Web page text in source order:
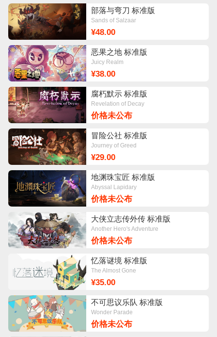
部落与弯刀 标准版
Sands of Salzaar
¥48.00
恶果之地 标准版
Juicy Realm
¥38.00
腐朽默示 标准版
Revelation of Decay
价格未公布
冒险公社 标准版
Journey of Greed
¥29.00
地渊珠宝匠 标准版
Abyssal Lapidary
价格未公布
大侠立志传外传 标准版
Another Hero's Adventure
价格未公布
忆落谜境 标准版
The Almost Gone
¥35.00
不可思议乐队 标准版
Wonder Parade
价格未公布